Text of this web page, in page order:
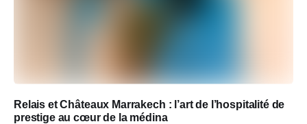
Relais et Châteaux Marrakech : l’art de l’hospitalité de
prestige au cœur de la médina